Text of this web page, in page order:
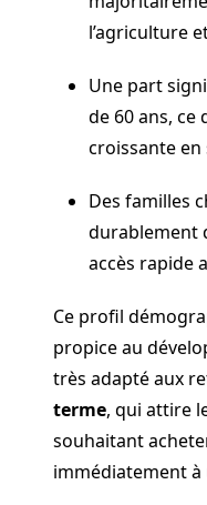
l’agriculture
Une part
de 60 ans, ce
croissante
Des familles
durablement
accès rapide
Ce profil
propice au
très adapté aux
terme, qui attire
souhaitant
immédiatement à